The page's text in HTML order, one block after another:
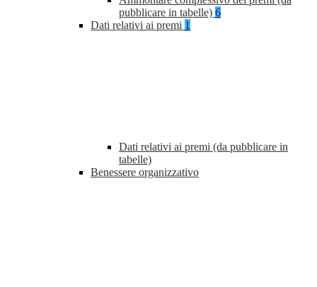
pubblicare in tabelle) 6
Dati relativi ai premi 1
Dati relativi ai premi (da pubblicare in
tabelle)
Benessere organizzativo